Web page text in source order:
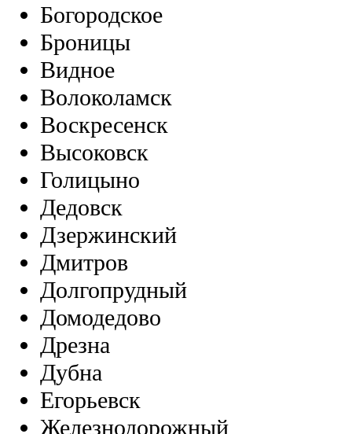
Богородское
Броницы
Видное
Волоколамск
Воскресенск
Высоковск
Голицыно
Дедовск
Дзержинский
Дмитров
Долгопрудный
Домодедово
Дрезна
Дубна
Егорьевск
Железнодорожный